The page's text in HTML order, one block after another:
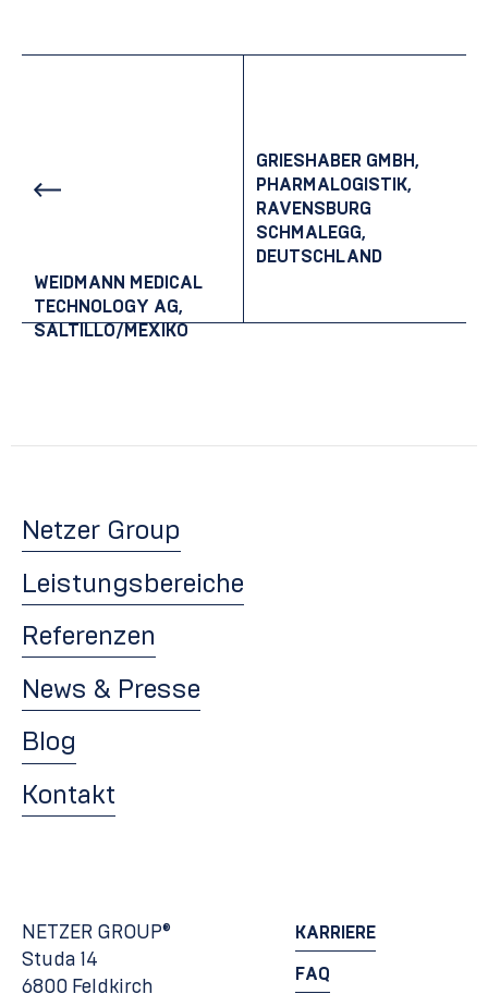
WEIDMANN MEDICAL
TECHNOLOGY AG,
SALTILLO/MEXIKO
GRIESHABER GMBH,
PHARMALOGISTIK,
RAVENSBURG
SCHMALEGG,
DEUTSCHLAND
Netzer Group
Leistungsbereiche
Referenzen
News & Presse
Blog
Kontakt
NETZER GROUP®
Studa 14
6800 Feldkirch
KARRIERE
FAQ